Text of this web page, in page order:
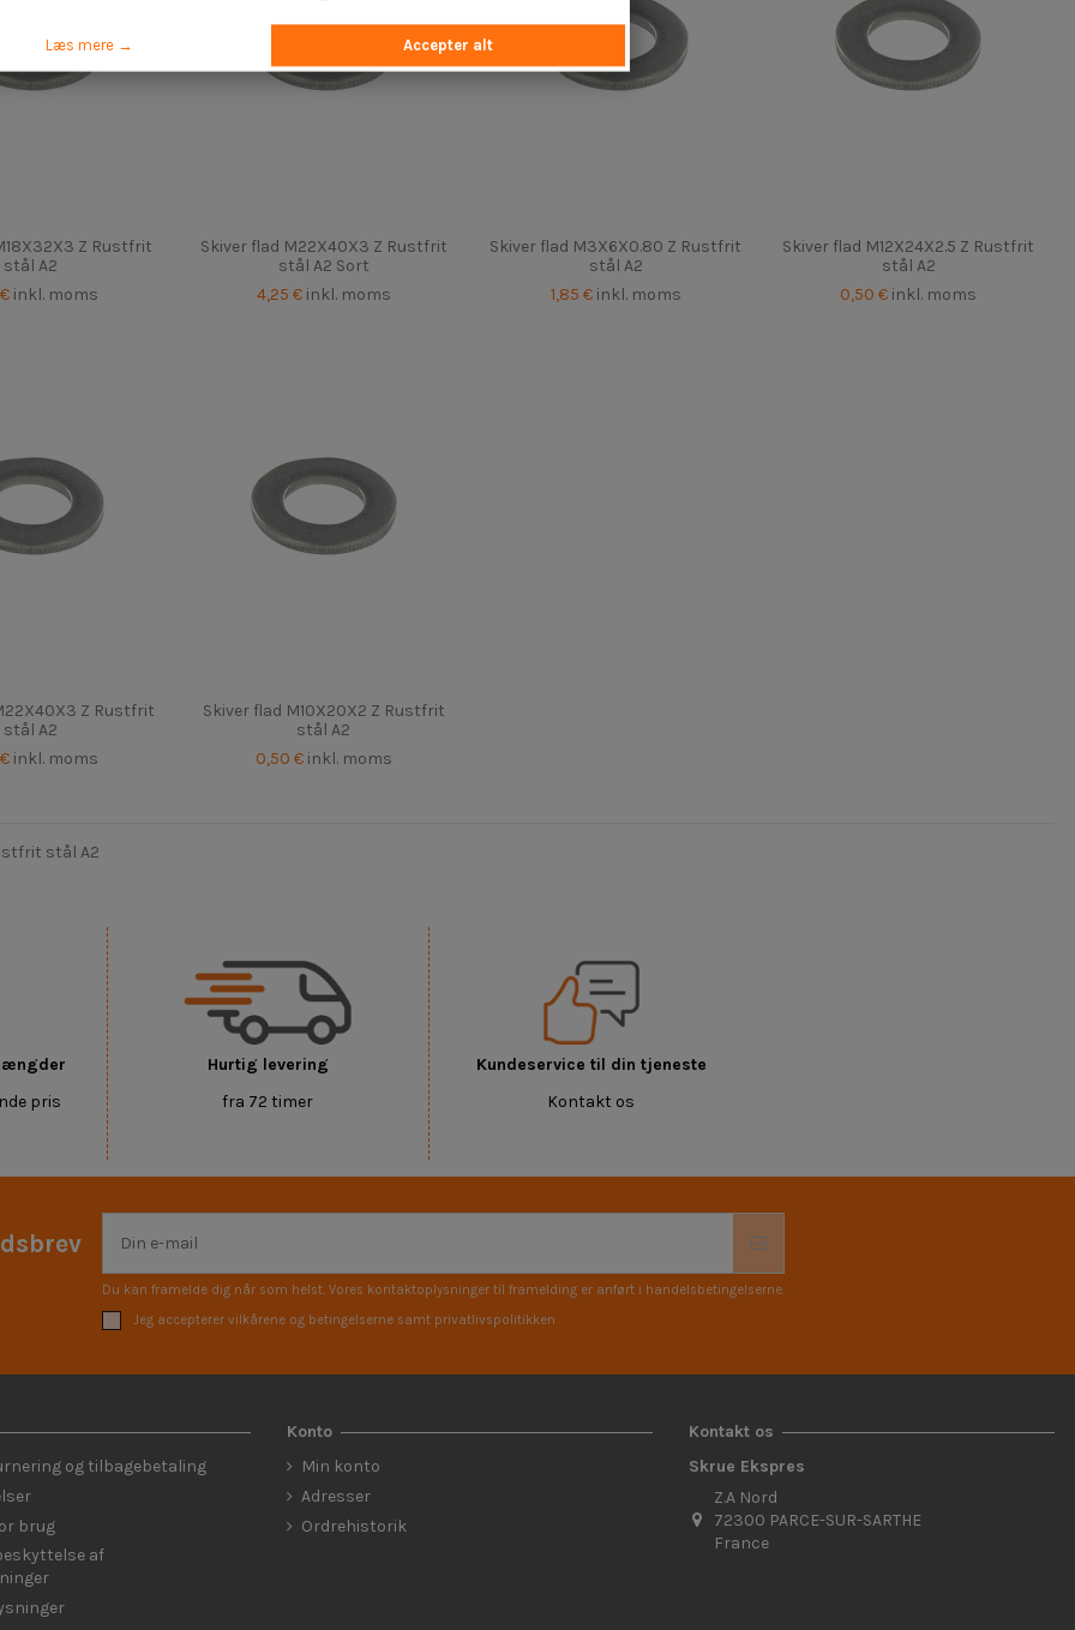
Z Rustfrit
stål A2
inkl. moms
Skiver flad M22X40X3 Z Rustfrit
stål A2 Sort
4,25 € inkl. moms
Skiver flad M3X6X0.80 Z Rustfrit
stål A2
1,85 € inkl. moms
Skiver flad M12X24X2.5 Z Rustfrit
stål A2
0,50 € inkl. moms
Z Rustfrit
stål A2
inkl. moms
Skiver flad M10X20X2 Z Rustfrit
stål A2
0,50 € inkl. moms
stål A2
pris
Hurtig levering
fra 72 timer
Kundeservice til din tjeneste
Kontakt os
Du kan framelde dig når som helst. Vores kontaktoplysninger til framelding er anført i handelsbetingelserne.
Jeg accepterer vilkårene og betingelserne samt privatlivspolitikken
og tilbagebetaling
brug
af
Konto
Min konto
Adresser
Ordrehistorik
Kontakt os
Skrue Ekspres
Z.A Nord
72300 PARCE-SUR-SARTHE
France
Læs mere → Accepter alt